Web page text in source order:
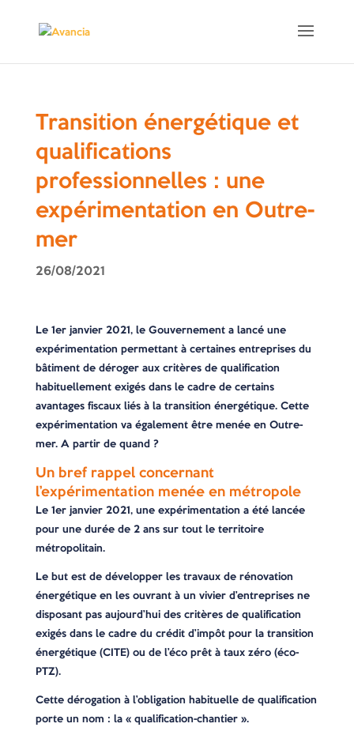
Transition énergétique et
qualifications
professionnelles : une
expérimentation en Outre-
mer
26/08/2021
Le 1er janvier 2021, le Gouvernement a lancé une
expérimentation permettant à certaines entreprises du
bâtiment de déroger aux critères de qualification
habituellement exigés dans le cadre de certains
avantages fiscaux liés à la transition énergétique. Cette
expérimentation va également être menée en Outre-
mer. A partir de quand ?
Un bref rappel concernant
l’expérimentation menée en métropole
Le 1er janvier 2021, une expérimentation a été lancée
pour une durée de 2 ans sur tout le territoire
métropolitain.
Le but est de développer les travaux de rénovation
énergétique en les ouvrant à un vivier d’entreprises ne
disposant pas aujourd’hui des critères de qualification
exigés dans le cadre du crédit d’impôt pour la transition
énergétique (CITE) ou de l’éco prêt à taux zéro (éco-
PTZ).
Cette dérogation à l’obligation habituelle de qualification
porte un nom : la « qualification-chantier ».